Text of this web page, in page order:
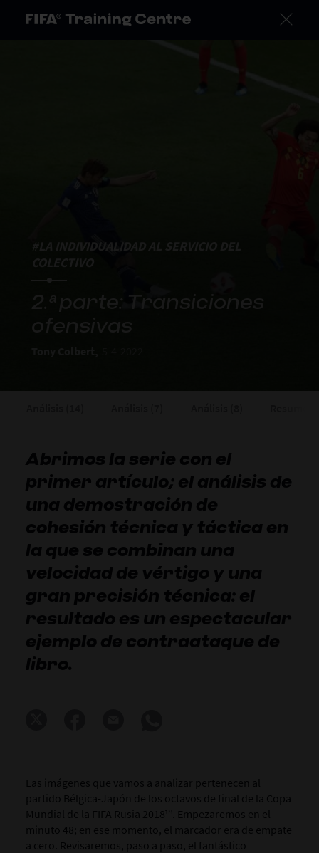
#LA INDIVIDUALIDAD AL SERVICIO DEL
2.ª parte: Transiciones
Abrimos la serie con el
primer artículo; el análisis de
una demostración de
cohesión técnica y táctica en
la que se combinan una
velocidad de vértigo y una
gran precisión técnica: el
resultado es un espectacular
ejemplo de contraataque de
libro.
Las imágenes que vamos a analizar pertenecen al
partido Bélgica-Japón de los octavos de final de la Copa
Mundial de la FIFA Rusia 2018™. Empezaremos en el
minuto 48; en ese momento, el marcador era de empate
a cero. Revisaremos, paso a paso, el fantástico